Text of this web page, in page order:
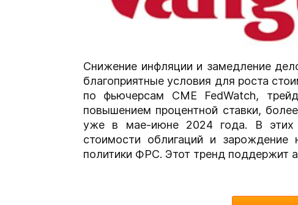
Снижение инфляции и замедление
благоприятные условия для роста
по фьючерсам CME FedWatch,
повышением процентной ставки,
уже в мае-июне 2024 года. В
стоимости облигаций и зарождение
политики ФРС. Этот тренд поддержит